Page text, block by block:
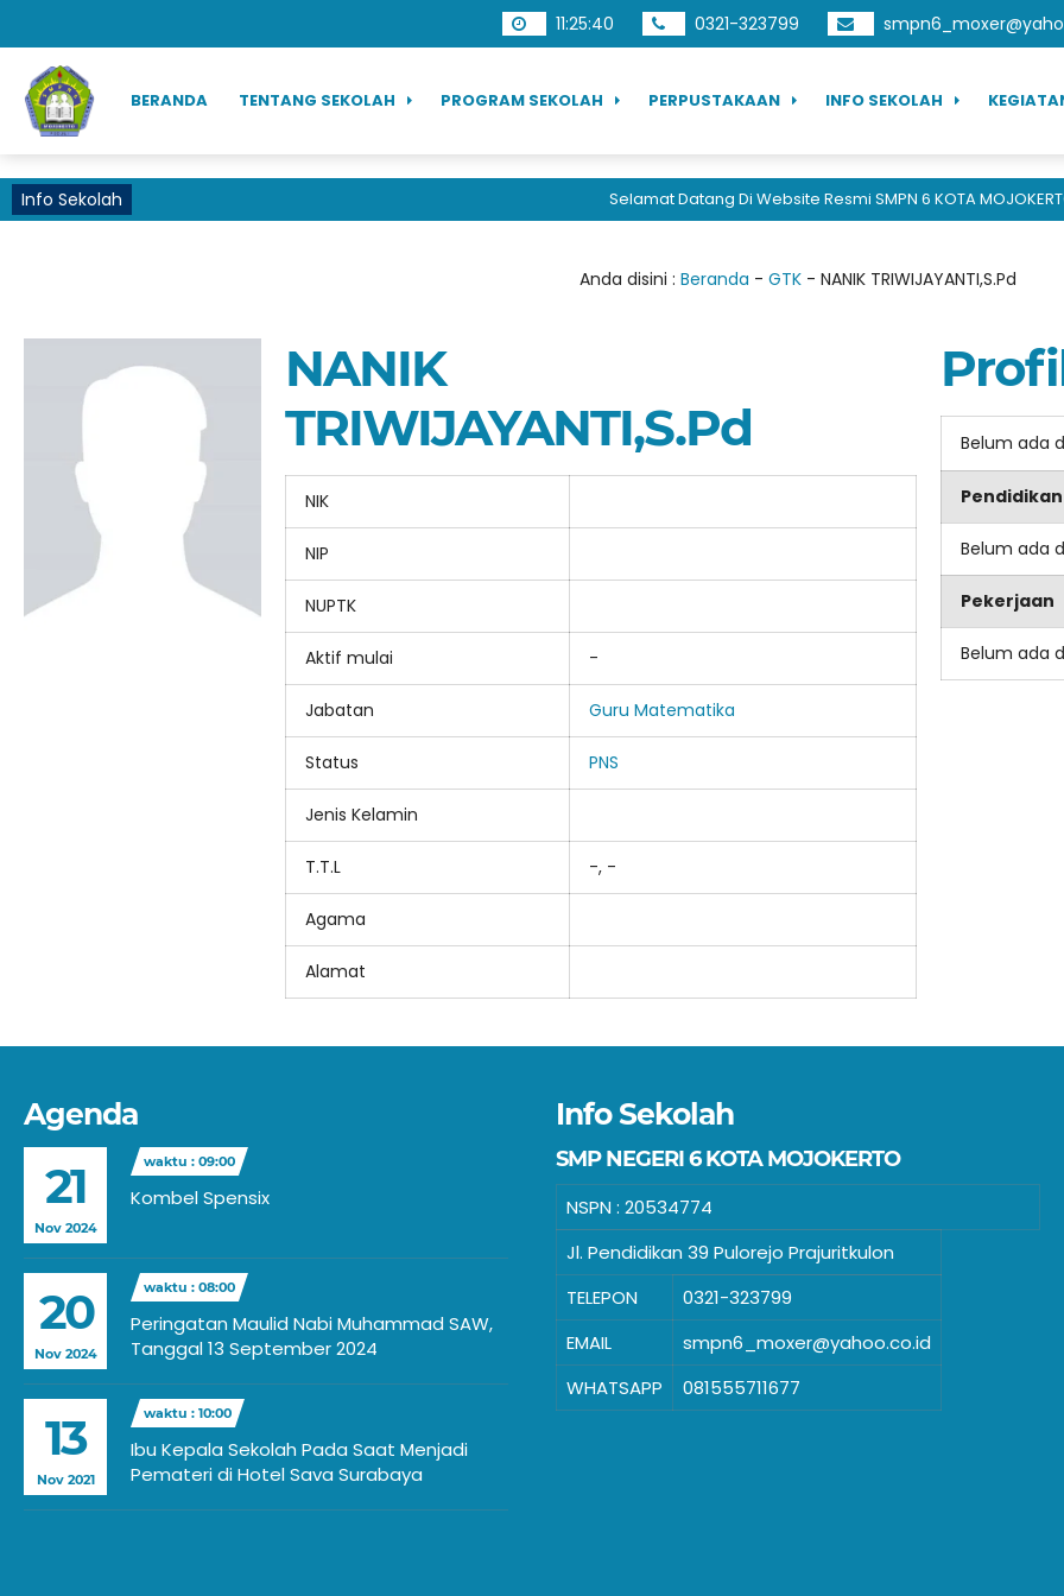
11:25:40 0321-323799
BERANDA TENTANG SEKOLAH PROGRAM SEKOLAH PERPUSTAKAAN INFO SEKOLAH
Info Sekolah Selamat Datang Di Website Resmi SMPN 6 KOTA
Anda disini : Beranda - GTK - NANIK TRIWIJAYANTI,S.Pd
NANIK
TRIWIJAYANTI,S.Pd
NIK
NIP
NUPTK
Aktif mulai -
Jabatan Guru Matematika
Status PNS
Jenis Kelamin
T.T.L -, -
Agama
Alamat
Belum ada
Pendidikan
Belum ada
Pekerjaan
Belum ada
Agenda
21
Nov 2024
waktu : 09:00
Kombel Spensix
20
Nov 2024
waktu : 08:00
Peringatan Maulid Nabi Muhammad SAW,
Tanggal 13 September 2024
13
Nov 2021
waktu : 10:00
Ibu Kepala Sekolah Pada Saat Menjadi
Pemateri di Hotel Sava Surabaya
Info Sekolah
SMP NEGERI 6 KOTA MOJOKERTO
NSPN : 20534774
Jl. Pendidikan 39 Pulorejo Prajuritkulon
TELEPON
0321-323799
EMAIL
smpn6_moxer@yahoo.co.id
WHATSAPP
081555711677